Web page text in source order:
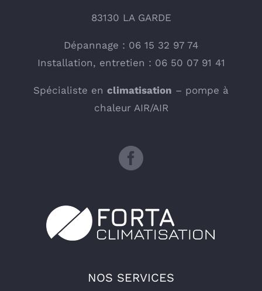
83130 LA GARDE
Dépannage : 06 15 32 97 74
Installation, entretien : 06 50 07 91 41
Spécialiste en climatisation – pompe à
chaleur AIR/AIR
NOS SERVICES